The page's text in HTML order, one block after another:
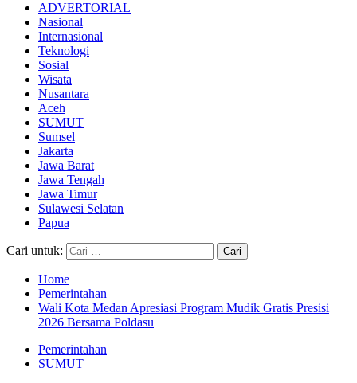
ADVERTORIAL
Nasional
Internasional
Teknologi
Sosial
Wisata
Nusantara
Aceh
SUMUT
Sumsel
Jakarta
Jawa Barat
Jawa Tengah
Jawa Timur
Sulawesi Selatan
Papua
Cari untuk:
Home
Pemerintahan
Wali Kota Medan Apresiasi Program Mudik Gratis Presisi
2026 Bersama Poldasu
Pemerintahan
SUMUT